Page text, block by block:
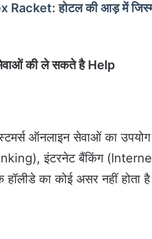
होटल की आड़ में
की ले सकते है Help
ऑनलाइन सेवाओं का
इंटरनेट बैंकिंग
का कोई असर नहीं होता